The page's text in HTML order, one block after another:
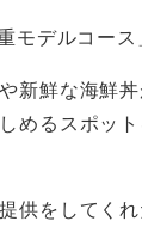
モデルコース
新鮮な海鮮
めるスポッ
供をしてく